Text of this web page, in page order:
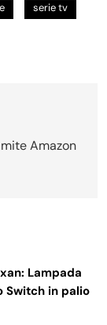
serie tv
Amazon
Lampada
Switch in palio